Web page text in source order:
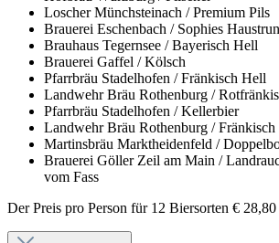
Loscher Münchsteinach / Premium Pils
Brauerei Eschenbach / Sophies
Brauhaus Tegernsee / Bayerisch Hell
Brauerei Gaffel / Kölsch
Pfarrbräu Stadelhofen / Fränkisch Hell
Landwehr Bräu Rothenburg /
Pfarrbräu Stadelhofen / Kellerbier
Landwehr Bräu Rothenburg /
Martinsbräu Marktheidenfeld /
Brauerei Göller Zeil am Main /
vom Fass
Der Preis pro Person für 12 Biersorten € 28,80